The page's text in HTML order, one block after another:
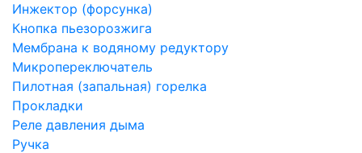
Инжектор (форсунка)
Кнопка пьезорозжига
Мембрана к водяному редуктору
Микропереключатель
Пилотная (запальная) горелка
Прокладки
Реле давления дыма
Ручка